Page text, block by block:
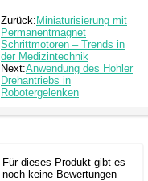
Zurück: Miniaturisierung mit
Permanentmagnet
Schrittmotoren – Trends in
der Medizintechnik
Next:Anwendung des Hohler
Drehantriebs in
Robotergelenken
Für dieses Produkt gibt es
noch keine Bewertungen